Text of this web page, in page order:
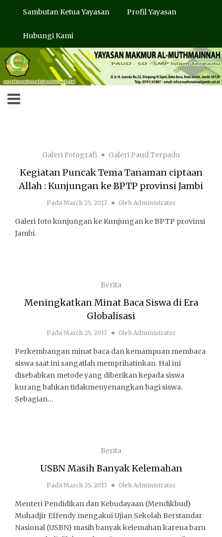
Sambutan Ketua Yayasan Profil Yayasan
Hubungi Kami
Galeri Fotografi Galeri Paud Terpadu
Kegiatan Puncak Tema Tanaman ciptaan
Allah : Kunjungan ke BPTP provinsi Jambi
PadaMarch 25, 2017 Oleh Administrator
Galeri foto kunjungan ke Kunjungan ke BPTP provinsi
Jambi.
Berita
Meningkatkan Minat Baca Siswa di Era
Globalisasi
PadaMarch 25, 2017 Oleh Administrator
Perkembangan minat baca dan kemampuan membaca
siswa saat ini sangatlah memprihatinkan. Hal ini
disebabkan metode yang diberikan kepada siswa
kurang bahkan tidakmenyenangkan bagi siswa.
Sebagian…
Berita
USBN Masih Banyak Kelemahan
PadaMarch 25, 2017 Oleh Administrator
Menteri Pendidikan dan Kebudayaan (Mendikbud)
Muhadjir Effendy mengakui Ujian Sekolah Berstandar
Nasional (USBN) masih banyak kelemahan karena baru